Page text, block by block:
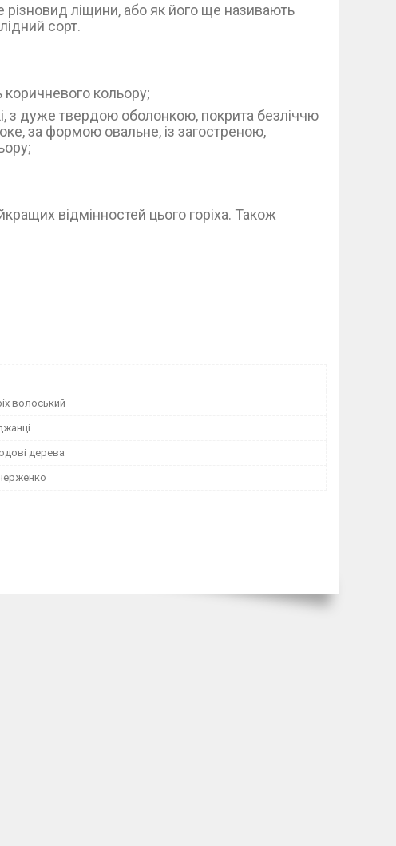
різновид ліщини, або як його ще називають
сорт.
коричневого кольору;
з дуже твердою оболонкою, покрита безліччю
за формою овальне, із загостреною,
відмінностей цього горіха. Також
волоський
дерева